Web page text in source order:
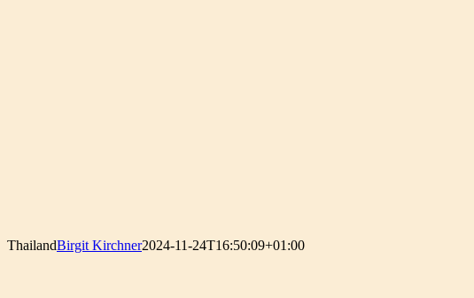
ThailandBirgit Kirchner2024-11-24T16:50:09+01:00